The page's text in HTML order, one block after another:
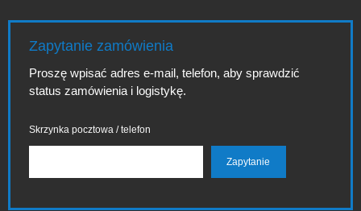
Zapytanie zamówienia
Proszę wpisać adres e-mail, telefon, aby sprawdzić
status zamówienia i logistykę.
Skrzynka pocztowa / telefon